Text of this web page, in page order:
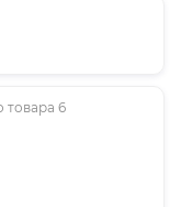
товара 6